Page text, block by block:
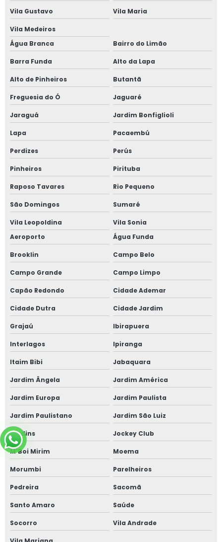
Valor de locação de plataforma elevatória
Plataforma tesoura aluguel valor
Plataforma tesoura aluguel são paulo
Plataforma tesoura 10m preço
Plataforma tesoura 12m
Plataforma tesoura 12m preço
Vila Gustavo Vila Maria
Vila Medeiros
Água Branca
Bairro do Limão
Barra Funda Alto da Lapa
Alto de Pinheiros Butantã
Freguesia do Ó Jaguaré
Jaraguá Jardim Bonfiglioli
Lapa Pacaembú
Perdizes Perús
Pinheiros Pirituba
Raposo Tavares Rio Pequeno
São Domingos Sumaré
Vila Leopoldina
Vila Sonia
Aeroporto
Água Funda
Brooklin Campo Belo
Campo Grande Campo Limpo
Capão Redondo Cidade Ademar
Cidade Dutra Cidade Jardim
Grajaú Ibirapuera
Interlagos Ipiranga
Itaim Bibi Jabaquara
Jardim Ângela Jardim América
Jardim Europa Jardim Paulista
Jardim Paulistano Jardim São Luiz
Jardins Jockey Club
M'Boi Mirim Moema
Morumbi Parelheiros
Pedreira Sacomã
Santo Amaro Saúde
Socorro Vila Andrade